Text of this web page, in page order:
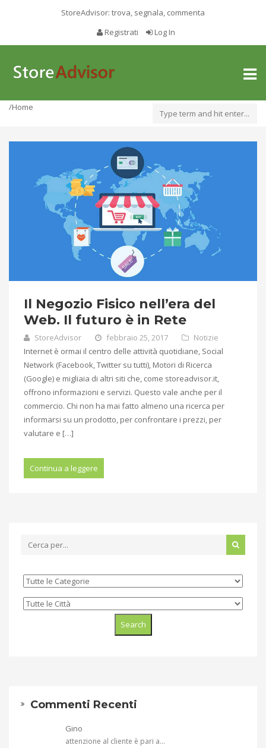
StoreAdvisor: trova, segnala, commenta
Registrati
Log In
Toggle
/Home
Il Negozio Fisico nell’era del
Web. Il futuro è in Rete
StoreAdvisor febbraio 25, 2017
Notizie
Internet è ormai il centro delle attività quotidiane, Social
Network (Facebook, Twitter su tutti), Motori di Ricerca
(Google) e migliaia di altri siti che, come storeadvisor.it,
offrono informazioni e servizi. Questo vale anche per il
commercio. Chi non ha mai fatto almeno una ricerca per
informarsi su un prodotto, per confrontare i prezzi, per
valutare e […]
Continua a leggere
Commenti Recenti
Gino
attenzione al cliente è pari a...